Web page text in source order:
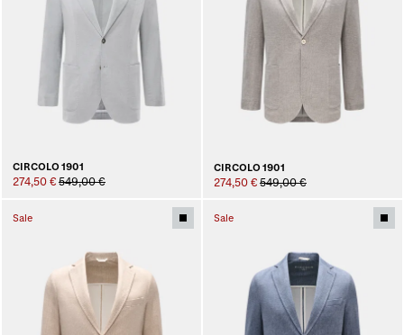
CIRCOLO 1901
274,50 € 549,00 €
CIRCOLO 1901
274,50 € 549,00 €
Sale Sale